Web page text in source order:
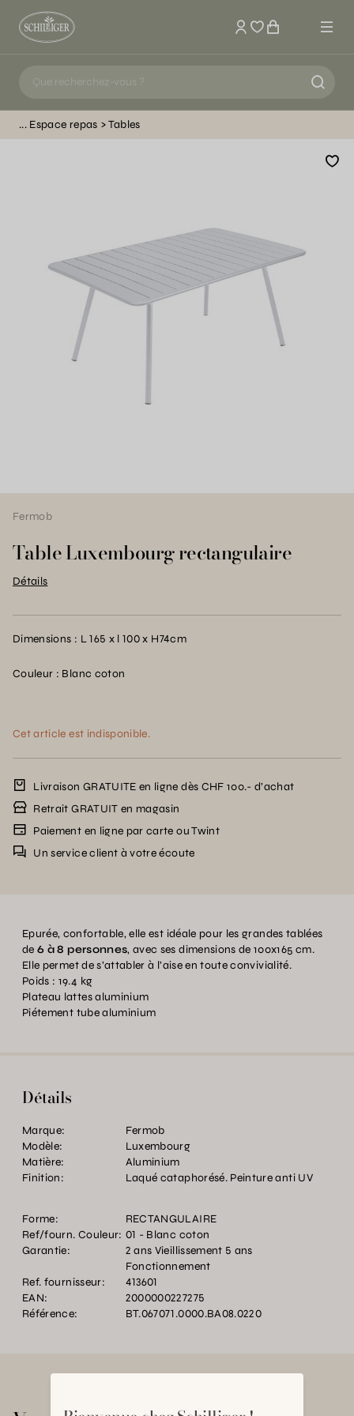
Mon compte
Espace repas Tables
Fermob
Table Luxembourg rectangulaire
Détails
Dimensions : L 165 x l 100 x H74cm
Couleur : Blanc coton
Cet article est indisponible.
Livraison GRATUITE en ligne dès CHF 100.- d’achat
Retrait GRATUIT en magasin
Paiement en ligne par carte ou Twint
Un service client à votre écoute
Epurée, confortable, elle est idéale pour les grandes tablées
de6 à 8 personnes, avec ses dimensions de 100x165 cm.
Elle permet de s’attabler à l’aise en toute convivialité.
Poids : 19.4 kg
Plateau lattes aluminium
Piétement tube aluminium
Détails
Marque:
Fermob
Modèle:
Luxembourg
Matière:
Aluminium
Finition:
Laqué cataphorésé. Peinture anti UV
Forme:
RECTANGULAIRE
Ref/fourn. Couleur: 01 - Blanc coton
Garantie:
2 ans Vieillissement 5 ans
Fonctionnement
Ref. fournisseur:
413601
EAN:
2000000227275
Référence:
BT.067071.0000.BA08.0220